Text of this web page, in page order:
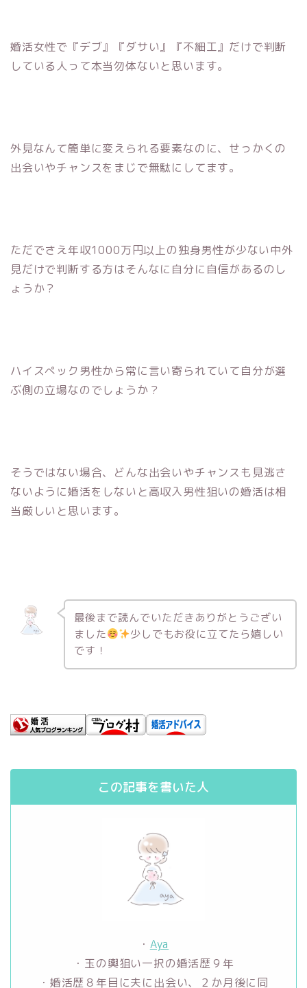
婚活女性で『デブ』『ダサい』『不細工』だけで判断
している人って本当勿体ないと思います。
外見なんて簡単に変えられる要素なのに、せっかくの
出会いやチャンスをまじで無駄にしてます。
ただでさえ年収1000万円以上の独身男性が少ない中外
見だけで判断する方はそんなに自分に自信があるのし
ょうか？
ハイスぺック男性から常に言い寄られていて自分が選
ぶ側の立場なのでしょうか？
そうではない場合、どんな出会いやチャンスも見逃さ
ないように婚活をしないと高収入男性狙いの婚活は相
当厳しいと思います。
最後まで読んでいただきありがとうござい
ました
少しでもお役に立てたら嬉しい
です！
この記事を書いた人
・ Aya
・玉の輿狙い一択の婚活歴９年
・婚活歴８年目に夫に出会い、２か月後に同